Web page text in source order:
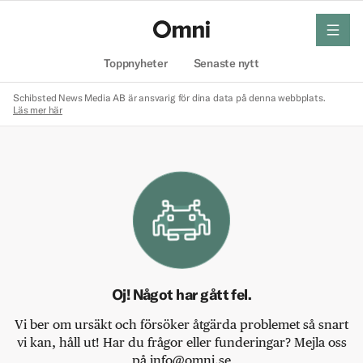
Toppnyheter Senaste nytt
meny
Schibsted News Media AB är ansvarig för dina data på denna webbplats.
Läs mer här
Oj! Något har gått fel.
Vi ber om ursäkt och försöker åtgärda problemet så snart
vi kan, håll ut! Har du frågor eller funderingar? Mejla oss